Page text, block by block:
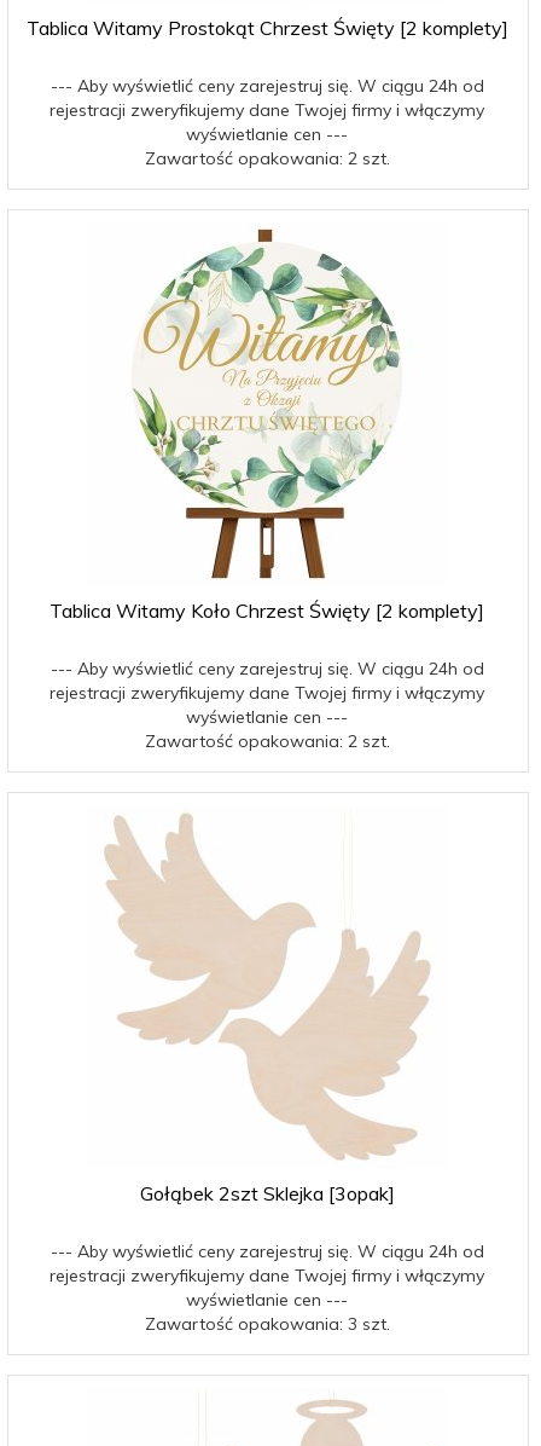
Tablica Witamy Prostokąt Chrzest Święty [2 komplety]
--- Aby wyświetlić ceny zarejestruj się. W ciągu 24h od
rejestracji zweryfikujemy dane Twojej firmy i włączymy
wyświetlanie cen ---
Zawartość opakowania: 2 szt.
Tablica Witamy Koło Chrzest Święty [2 komplety]
--- Aby wyświetlić ceny zarejestruj się. W ciągu 24h od
rejestracji zweryfikujemy dane Twojej firmy i włączymy
wyświetlanie cen ---
Zawartość opakowania: 2 szt.
Gołąbek 2szt Sklejka [3opak]
--- Aby wyświetlić ceny zarejestruj się. W ciągu 24h od
rejestracji zweryfikujemy dane Twojej firmy i włączymy
wyświetlanie cen ---
Zawartość opakowania: 3 szt.